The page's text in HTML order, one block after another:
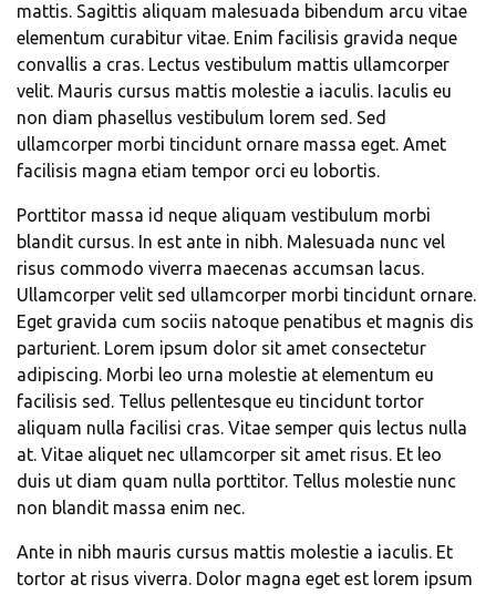
mattis. Sagittis aliquam malesuada bibendum arcu vitae
elementum curabitur vitae. Enim facilisis gravida neque
convallis a cras. Lectus vestibulum mattis ullamcorper
velit. Mauris cursus mattis molestie a iaculis. Iaculis eu
non diam phasellus vestibulum lorem sed. Sed
ullamcorper morbi tincidunt ornare massa eget. Amet
facilisis magna etiam tempor orci eu lobortis.
Porttitor massa id neque aliquam vestibulum morbi
blandit cursus. In est ante in nibh. Malesuada nunc vel
risus commodo viverra maecenas accumsan lacus.
Ullamcorper velit sed ullamcorper morbi tincidunt ornare.
Eget gravida cum sociis natoque penatibus et magnis dis
parturient. Lorem ipsum dolor sit amet consectetur
adipiscing. Morbi leo urna molestie at elementum eu
facilisis sed. Tellus pellentesque eu tincidunt tortor
aliquam nulla facilisi cras. Vitae semper quis lectus nulla
at. Vitae aliquet nec ullamcorper sit amet risus. Et leo
duis ut diam quam nulla porttitor. Tellus molestie nunc
non blandit massa enim nec.
Ante in nibh mauris cursus mattis molestie a iaculis. Et
tortor at risus viverra. Dolor magna eget est lorem ipsum